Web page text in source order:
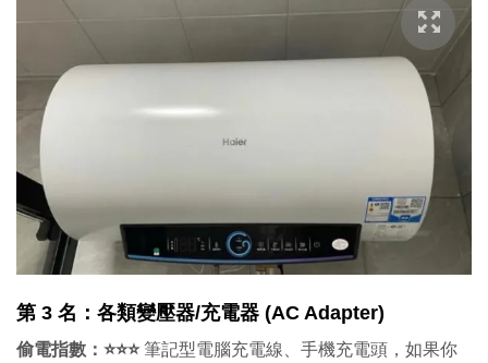
第 3 名：各類變壓器/充電器 (AC Adapter)
偷電指數：⭐⭐⭐筆記型電腦充電線、手機充電頭，如果你